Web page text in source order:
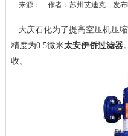
来源： 作者：苏州艾迪克 发布
大庆石化为了提高空压机压
精度为0.5微米太安伊侨过滤器
收。